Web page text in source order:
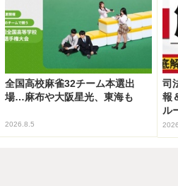
全国高校麻雀32チーム本選出
場…麻布や大阪星光、東海も
2026.8.5
司
報
ル